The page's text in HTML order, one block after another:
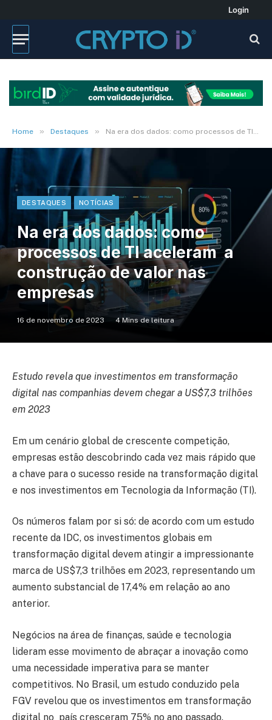
Login
Home » Destaques » Na era dos dados: como processos de TI aceleram a construção de valor nas empresas
DESTAQUES NOTÍCIAS
Na era dos dados: como
processos de TI aceleram a
construção de valor nas
empresas
16 de novembro de 2023 4 Mins de leitura
Estudo revela que investimentos em transformação
digital nas companhias devem chegar a US$7,3 trilhões
em 2023
Em um cenário global de crescente competição,
empresas estão descobrindo cada vez mais rápido que
a chave para o sucesso reside na transformação digital
e nos investimentos em Tecnologia da Informação (TI).
Os números falam por si só: de acordo com um estudo
recente da IDC, os investimentos globais em
transformação digital devem atingir a impressionante
marca de US$7,3 trilhões em 2023, representando um
aumento substancial de 17,4% em relação ao ano
anterior.
Negócios na área de finanças, saúde e tecnologia
lideram esse movimento de abraçar a inovação como
uma necessidade imperativa para se manter
competitivos. No Brasil, um estudo conduzido pela
FGV revelou que os investimentos em transformação
digital no país cresceram 75% no ano passado.